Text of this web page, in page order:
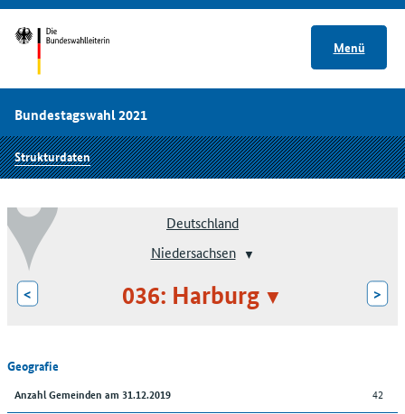
Menü
Bundestagswahl 2021
Strukturdaten
Deutschland
Niedersachsen
< 036: Harburg >
Geografie
Anzahl Gemeinden am 31.12.2019 42